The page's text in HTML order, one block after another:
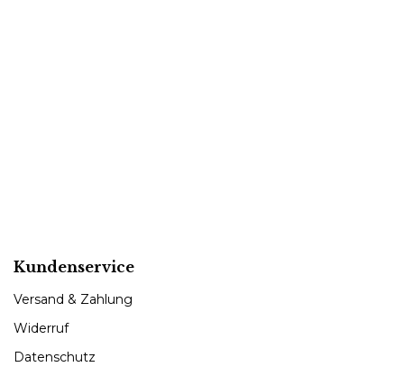
Kundenservice
Versand & Zahlung
Widerruf
Datenschutz